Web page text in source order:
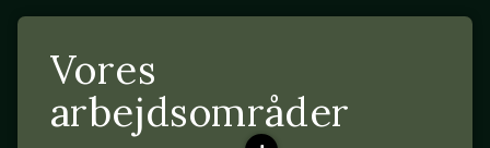
Vores
arbejdsområder